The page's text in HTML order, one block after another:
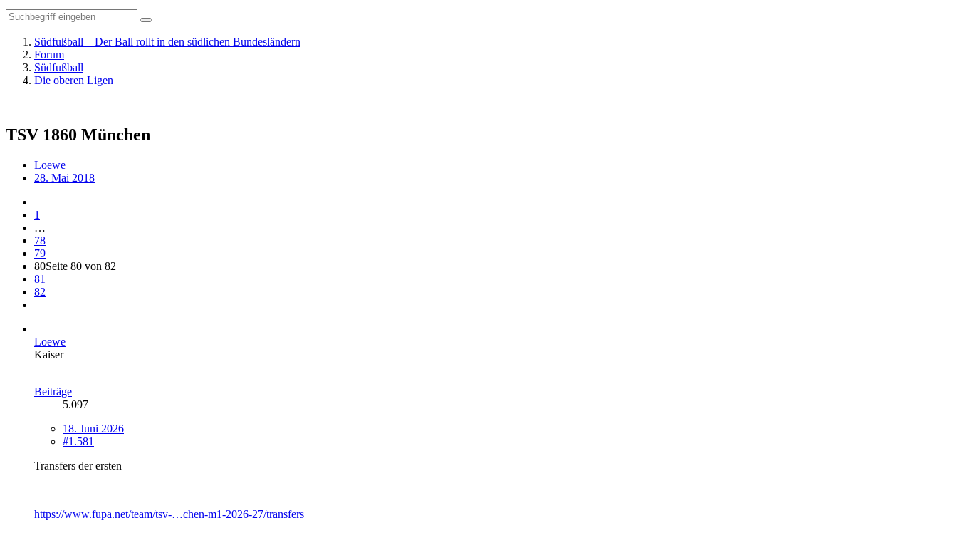
Südfußball – Der Ball rollt in den südlichen Bundesländern
Forum
Südfußball
Die oberen Ligen
TSV 1860 München
Loewe
28. Mai 2018
1
…
78
79
80Seite 80 von 82
81
82
Loewe
Kaiser
Beiträge
5.097
18. Juni 2026
#1.581
Transfers der ersten
https://www.fupa.net/team/tsv-…chen-m1-2026-27/transfers